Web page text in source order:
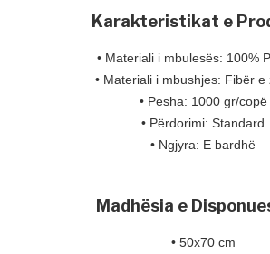
Karakteristikat e
• Materiali i mbulesës: 100%
• Materiali i mbushjes: Fibër e
• Pesha: 1000 gr/copë
• Përdorimi: Standard
• Ngjyra: E bardhë
Madhësia e
• 50x70 cm